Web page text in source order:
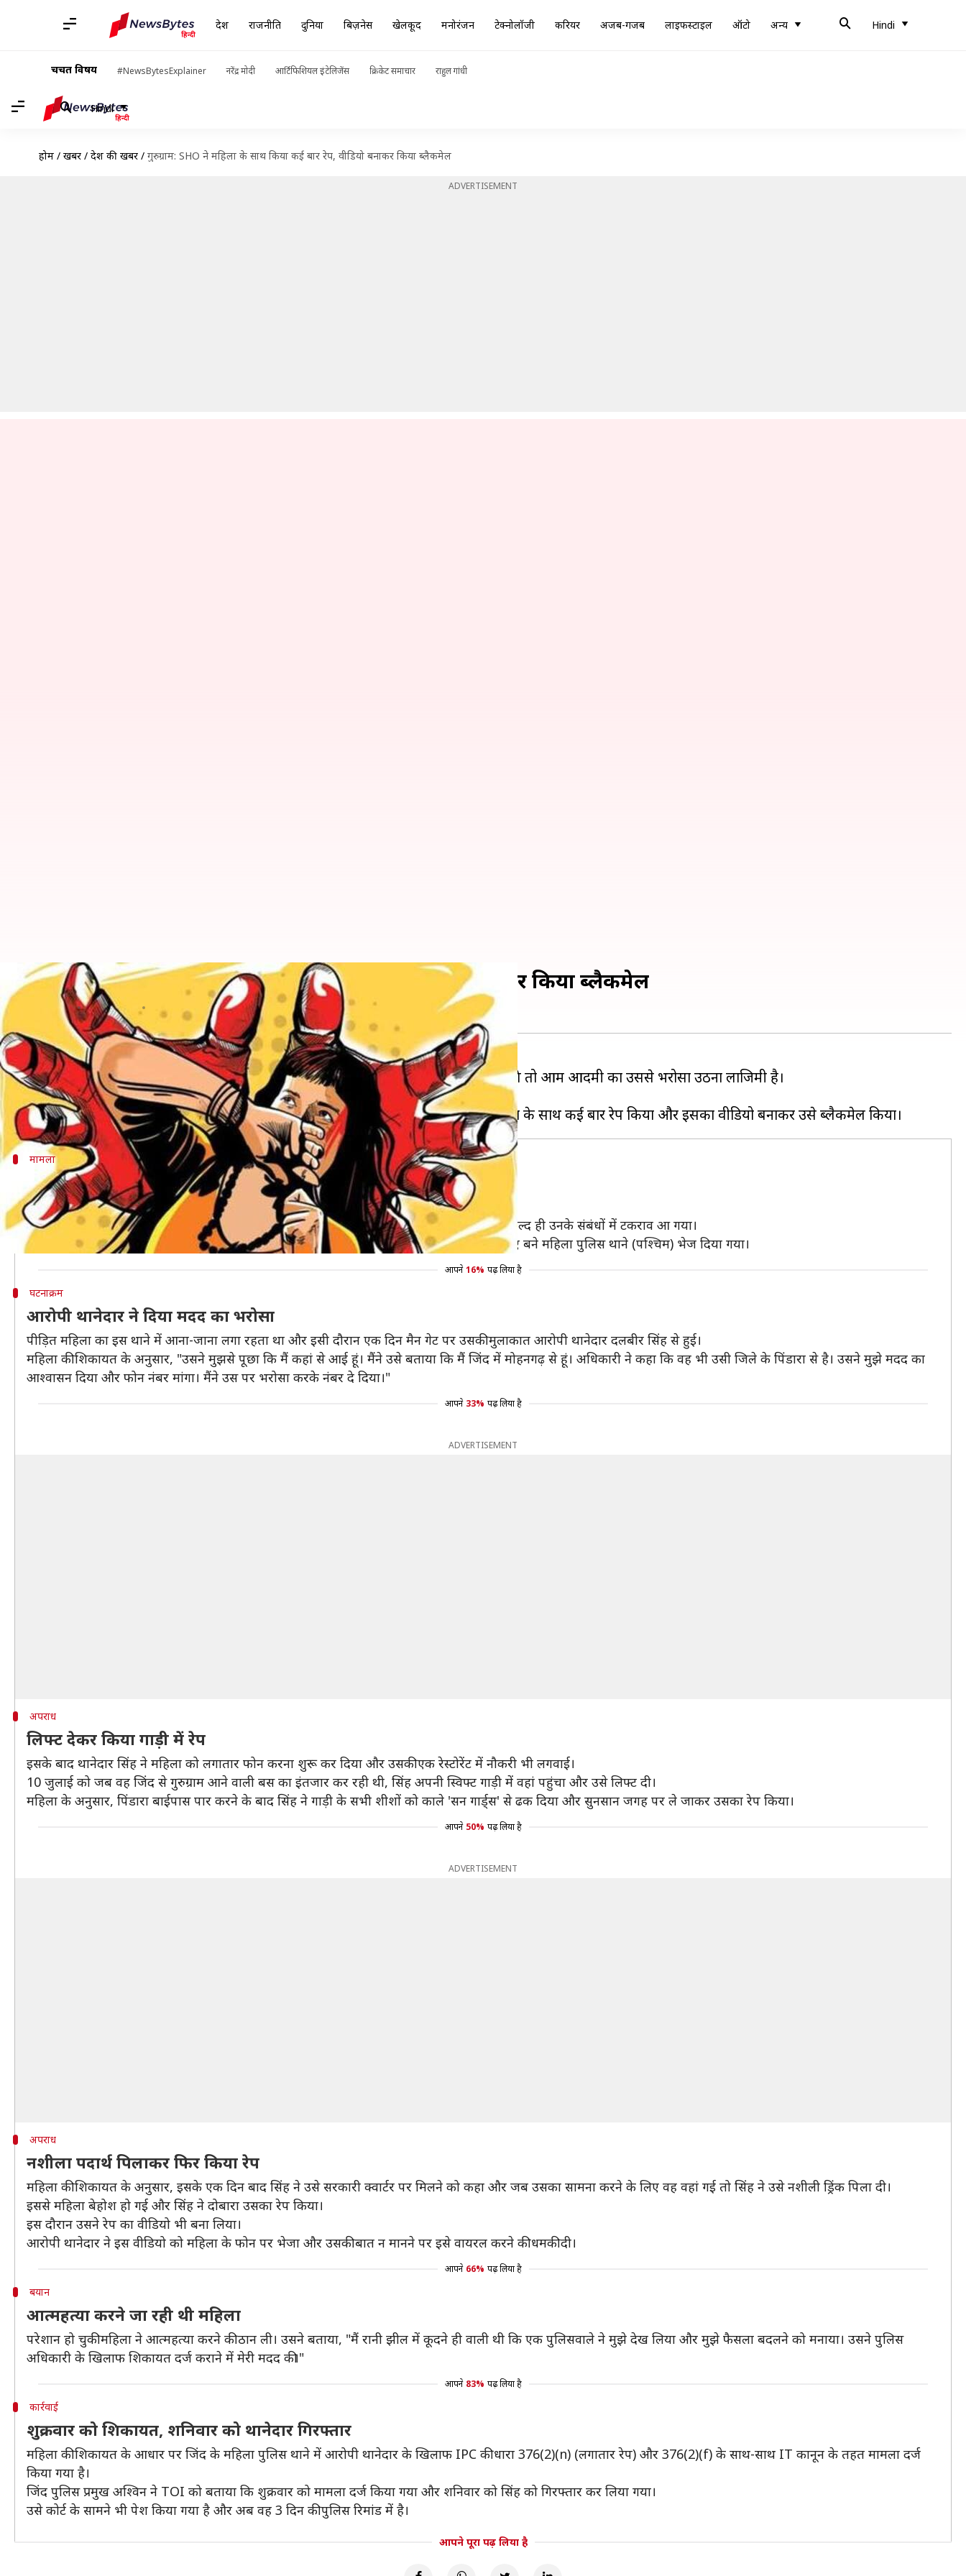
देश राजनीति दुनिया बिज़नेस खेलकूद मनोरंजन टेक्नोलॉजी करियर अजब-गजब लाइफस्टाइल ऑटो अन्य Hindi
चर्चित विषय #NewsBytesExplainer नरेंद्र मोदी आर्टिफिशियल इंटेलिजेंस क्रिकेट समाचार राहुल गांधी
Hindi
होम / खबरें / देश की खबरें / गुरुग्राम: SHO ने महिला के साथ किया कई बार रेप, वीडियो बनाकर किया ब्लैकमेल
ADVERTISEMENT
गुरुग्राम: SHO ने महिला के साथ किया कई बार रेप, वीडियो बनाकर किया ब्लैकमेल
मुकुल तोमर Aug 11, 2019
क्या है खबर?
जिस खाकी वर्दी पर आम जनता को अपराध से बचाने का जिम्मा होता है, अगर वही अपराध करने लगे तो आम आदमी का उससे भरोसा उठना लाजिमी है।
आए दिन देश के किसी न किसी हिस्से से ऐसी घटनाएं सामने आती रहती हैं।
मामला
पति की शिकायत लेकर पुलिस के पास पहुंची थी महिला
पीड़ित महिला की शिकायत के आधार पर आरोपी थानेदार को शनिवार को गिरफ्तार किया गया।
महिला की शिकायत के अनुसार, नवंबर 2017 में उसकी शादी जिंद के उड्डाण के एक शख्स से हुई, लेकिन जल्द ही उनके संबंधों में टकराव आ गया।
जब वह अपने पति की शिकायत लेकर पुलिस के पास पहुंची तो केस को गुरुग्राम में केवल महिलाओं के लिए बने महिला पुलिस थाने (पश्चिम) भेज दिया गया।
आपने 16% पढ़ लिया है
घटनाक्रम
आरोपी थानेदार ने दिया मदद का भरोसा
पीड़ित महिला का इस थाने में आना-जाना लगा रहता था और इसी दौरान एक दिन मैन गेट पर उसकी मुलाकात आरोपी थानेदार दलबीर सिंह से हुई।
महिला की शिकायत के अनुसार, "उसने मुझसे पूछा कि मैं कहां से आई हूं। मैंने उसे बताया कि मैं जिंद में मोहनगढ़ से हूं। अधिकारी ने कहा कि वह भी उसी जिले के पिंडारा से है। उसने मुझे मदद का
आश्वासन दिया और फोन नंबर मांगा। मैंने उस पर भरोसा करके नंबर दे दिया।"
आपने 33% पढ़ लिया है
ADVERTISEMENT
अपराध
लिफ्ट देकर किया गाड़ी में रेप
इसके बाद थानेदार सिंह ने महिला को लगातार फोन करना शुरू कर दिया और उसकी एक रेस्टोरेंट में नौकरी भी लगवाई।
10 जुलाई को जब वह जिंद से गुरुग्राम आने वाली बस का इंतजार कर रही थी, सिंह अपनी स्विफ्ट गाड़ी में वहां पहुंचा और उसे लिफ्ट दी।
महिला के अनुसार, पिंडारा बाईपास पार करने के बाद सिंह ने गाड़ी के सभी शीशों को काले 'सन गार्ड्स' से ढक दिया और सुनसान जगह पर ले जाकर उसका रेप किया।
आपने 50% पढ़ लिया है
ADVERTISEMENT
अपराध
नशीला पदार्थ पिलाकर फिर किया रेप
महिला की शिकायत के अनुसार, इसके एक दिन बाद सिंह ने उसे सरकारी क्वार्टर पर मिलने को कहा और जब उसका सामना करने के लिए वह वहां गई तो सिंह ने उसे नशीली ड्रिंक पिला दी।
इससे महिला बेहोश हो गई और सिंह ने दोबारा उसका रेप किया।
इस दौरान उसने रेप का वीडियो भी बना लिया।
आरोपी थानेदार ने इस वीडियो को महिला के फोन पर भेजा और उसकी बात न मानने पर इसे वायरल करने की धमकी दी।
आपने 66% पढ़ लिया है
बयान
आत्महत्या करने जा रही थी महिला
परेशान हो चुकी महिला ने आत्महत्या करने की ठान ली। उसने बताया, "मैं रानी झील में कूदने ही वाली थी कि एक पुलिसवाले ने मुझे देख लिया और मुझे फैसला बदलने को मनाया। उसने पुलिस
अधिकारी के खिलाफ शिकायत दर्ज कराने में मेरी मदद की।"
आपने 83% पढ़ लिया है
कार्रवाई
शुक्रवार को शिकायत, शनिवार को थानेदार गिरफ्तार
महिला की शिकायत के आधार पर जिंद के महिला पुलिस थाने में आरोपी थानेदार के खिलाफ IPC की धारा 376(2)(n) (लगातार रेप) और 376(2)(f) के साथ-साथ IT कानून के तहत मामला दर्ज
किया गया है।
जिंद पुलिस प्रमुख अश्विन ने TOI को बताया कि शुक्रवार को मामला दर्ज किया गया और शनिवार को सिंह को गिरफ्तार कर लिया गया।
उसे कोर्ट के सामने भी पेश किया गया है और अब वह 3 दिन की पुलिस रिमांड में है।
आपने पूरा पढ़ लिया है